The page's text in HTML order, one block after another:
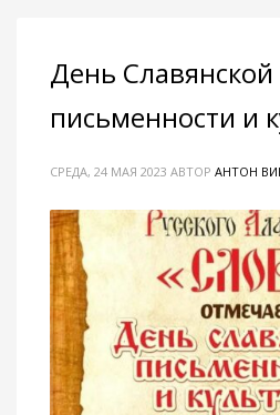
День Славянской
письменности и
СРЕДА, 24 МАЯ 2023 АВТОР АНТОН